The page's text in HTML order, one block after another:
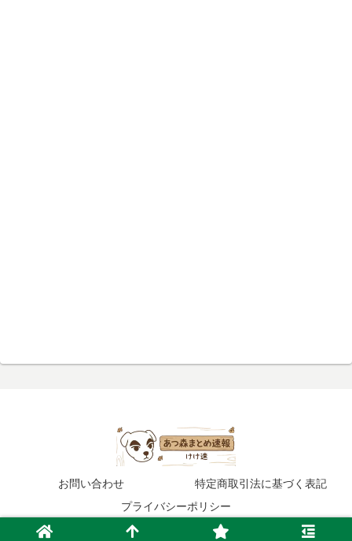
お問い合わせ
特定商取引法に基づく表記
プライバシーポリシー
© 2020 あつ森まとめ速報.